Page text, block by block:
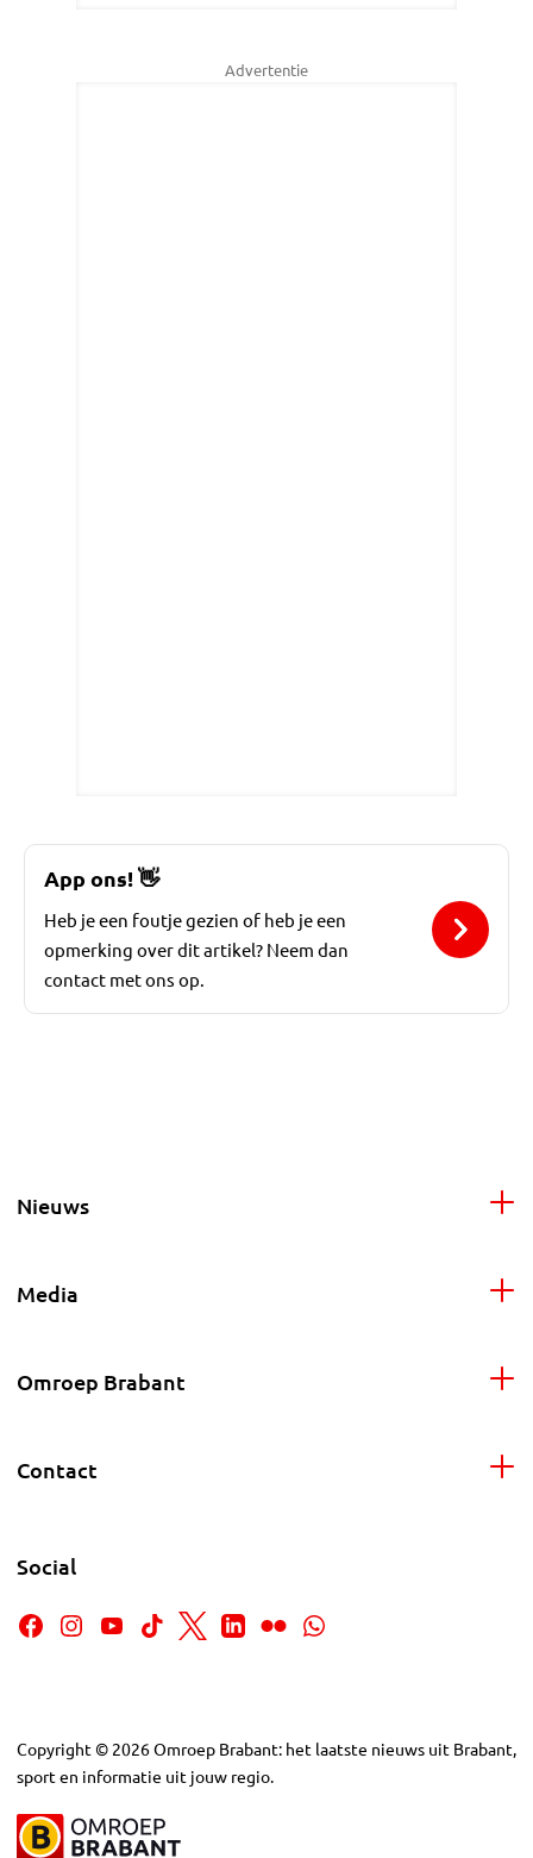
Advertentie
App ons!👋
Heb je een foutje gezien of heb je een
opmerking over dit artikel? Neem dan
contact met ons op.
Nieuws
Media
Omroep Brabant
Contact
Social
Copyright © 2026Omroep Brabant: het laatste nieuws uit Brabant,
sport en informatie uit jouw regio.